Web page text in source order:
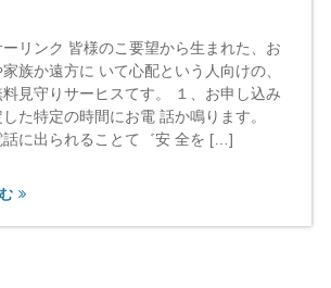
サ
ー
ビ
ス
ーリンク 皆様のこ要望から生まれた、お
族か遠方に いて心配という人向けの、
料見守りサーヒスてす。 １、お申し込み
た特定の時間にお電 話か鳴ります。
話に出られることて゛安 全を […]